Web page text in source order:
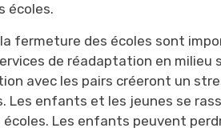
écoles.
fermeture des écoles sont
de réadaptation en milieu
avec les pairs créeront un
Les enfants et les jeunes se
Les enfants peuvent